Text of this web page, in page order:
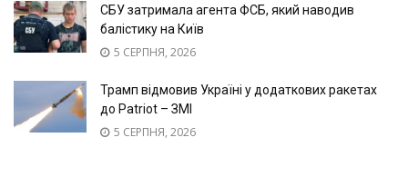
СБУ затримала агента ФСБ, який наводив
балістику на Київ
5 СЕРПНЯ, 2026
Трамп відмовив Україні у додаткових ракетах
до Patriot – ЗМІ
5 СЕРПНЯ, 2026